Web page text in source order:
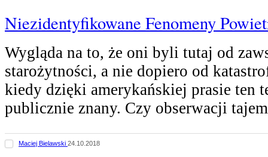
Niezidentyfikowane Fenomeny
Wygląda na to, że oni byli tutaj od
starożytności, a nie dopiero od
kiedy dzięki amerykańskiej prasie ten
publicznie znany. Czy obserwacji
Maciej Bielawski 24.10.2018